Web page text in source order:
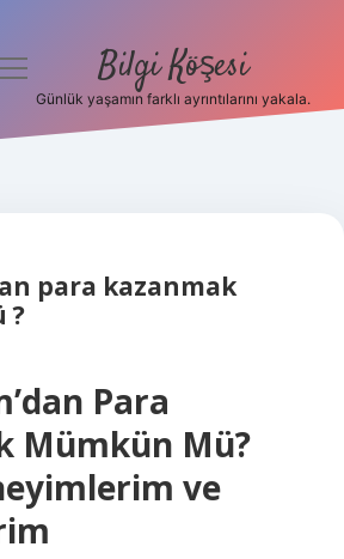
menüyü
Bilgi Köşesi
Günlük yaşamın farklı ayrıntılarını yakala.
para kazanmak
?
Para
Mümkün Mü?
ve